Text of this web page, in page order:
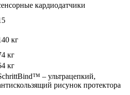
кардиодатчики
кг
кг
кг
– ультрацепкий,
рисунок протектора